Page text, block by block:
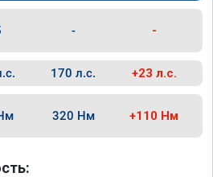
- -
170 л.с. +23 л.с.
320 Нм +110 Нм